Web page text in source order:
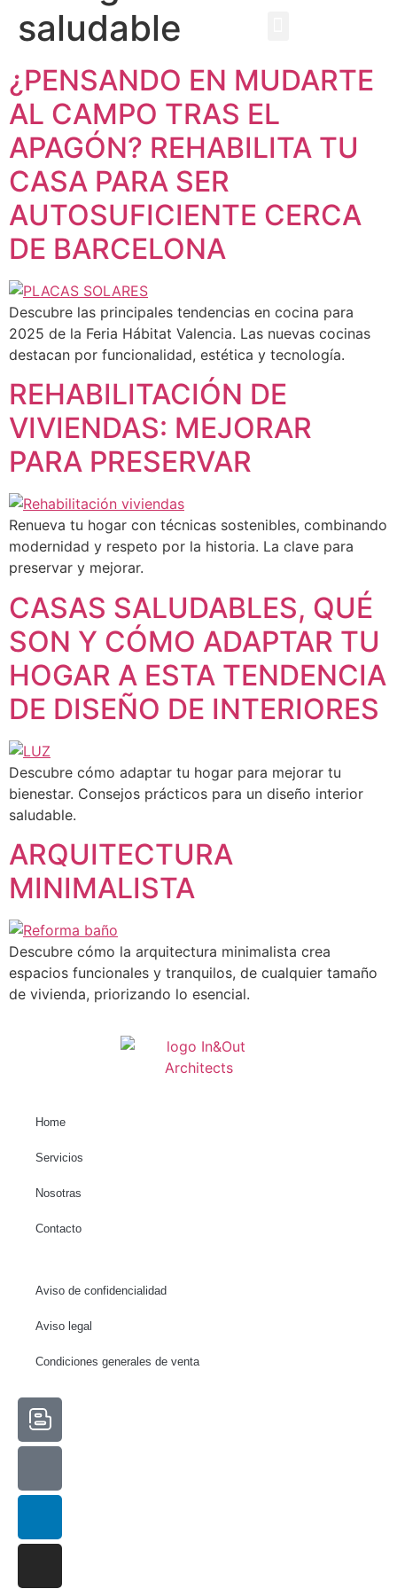
saludable
¿PENSANDO EN MUDARTE
AL CAMPO TRAS EL
APAGÓN? REHABILITA TU
CASA PARA SER
AUTOSUFICIENTE CERCA
DE BARCELONA
Descubre las principales tendencias en cocina para
2025 de la Feria Hábitat Valencia. Las nuevas cocinas
destacan por funcionalidad, estética y tecnología.
REHABILITACIÓN DE
VIVIENDAS: MEJORAR
PARA PRESERVAR
Renueva tu hogar con técnicas sostenibles, combinando
modernidad y respeto por la historia. La clave para
preservar y mejorar.
CASAS SALUDABLES, QUÉ
SON Y CÓMO ADAPTAR TU
HOGAR A ESTA TENDENCIA
DE DISEÑO DE INTERIORES
Descubre cómo adaptar tu hogar para mejorar tu
bienestar. Consejos prácticos para un diseño interior
saludable.
ARQUITECTURA
MINIMALISTA
Descubre cómo la arquitectura minimalista crea
espacios funcionales y tranquilos, de cualquier tamaño
de vivienda, priorizando lo esencial.
Home
Servicios
Nosotras
Contacto
Aviso de confidencialidad
Aviso legal
Condiciones generales de venta
Necesarias
Estas
cookies no
son
opcionales.
Son
necesarias
para que
funcione la
Estadísticas
Para que
mejorar la
y estructura
base a cómo
se usa la
web.
visita. Si
cookies,
funcionalidades
de la web.
Marketing
intereses y
mientras visitas
aumentas la
posibilidad de
ver contenido y